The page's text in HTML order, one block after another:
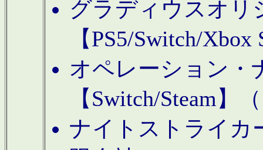
グラディウスオリ
【PS5/Switch/
オペレーション・
【Switch/Steam】
ナイトストライカ